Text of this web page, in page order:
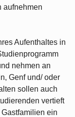
aufnehmen
Aufenthaltes in
nehmen an
Genf und/ oder
sollen auch
vertieft
ein